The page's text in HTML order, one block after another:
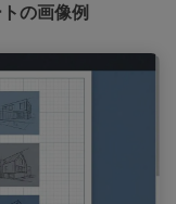
の画像例